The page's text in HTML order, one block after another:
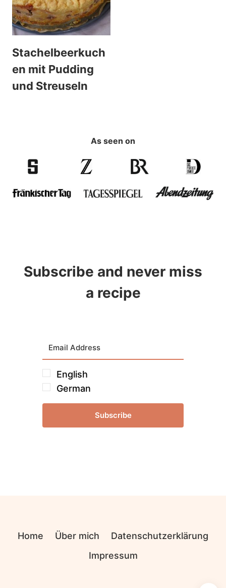
Stachelbeerkuch
en mit Pudding
und Streuseln
As seen on
Subscribe and never miss
a recipe
English
German
Subscribe
Home Über mich
Datenschutzerklärung
Impressum